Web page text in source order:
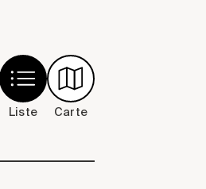
Liste Carte